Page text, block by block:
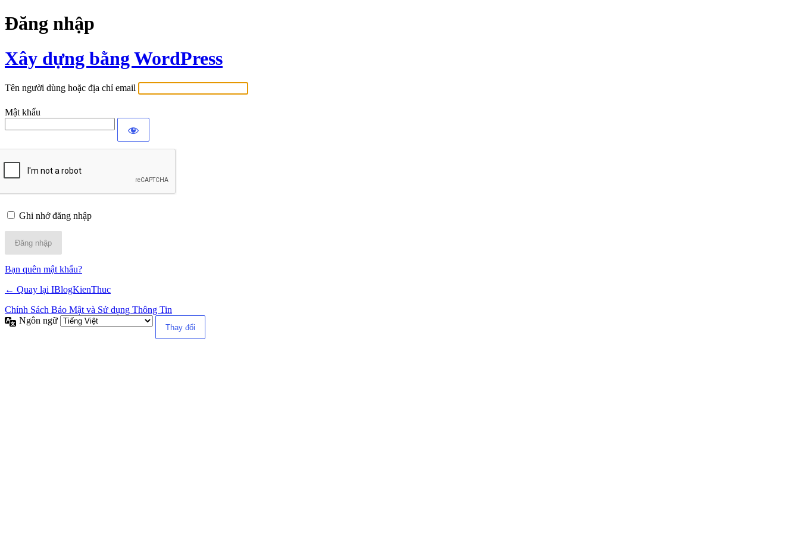
Đăng nhập
Xây dựng bằng WordPress
Tên người dùng hoặc địa chỉ email
Mật khẩu
Ghi nhớ đăng nhập
Alternative:
Bạn quên mật khẩu?
← Quay lại IBlogKienThuc
Chính Sách Bảo Mật và Sử dụng Thông Tin
Ngôn ngữ